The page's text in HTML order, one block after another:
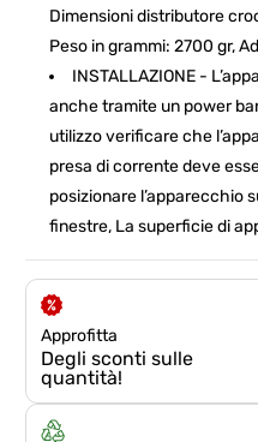
Dimensioni distributore
Peso in grammi: 2700 gr,
INSTALLAZIONE -
anche tramite un power
utilizzo verificare che
presa di corrente deve
posizionare l’apparecchio
finestre, La superficie di
Approfitta
Degli sconti sulle
quantità!